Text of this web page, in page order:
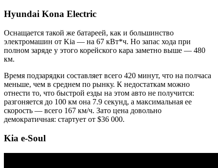
Hyundai Kona Electric
Оснащается такой же батареей, как и большинство
электромашин от Kia — на 67 кВт*ч. Но запас хода при
полном заряде у этого корейского кара заметно выше — 480
км.
Время подзарядки составляет всего 420 минут, что на полчаса
меньше, чем в среднем по рынку. К недостаткам можно
отнести то, что быстрой езды на этом авто не получится:
разгоняется до 100 км она 7.9 секунд, а максимальная ее
скорость — всего 167 км/ч. Зато цена довольно
демократичная: стартует от $36 000.
Kia e-Soul